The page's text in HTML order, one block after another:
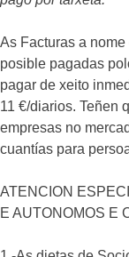
As Facturas a
posible pagadas
pagar de xeito
11 €/diarios. Teñen
empresas no
cuantías para
ATENCION
E AUTONOMOS E